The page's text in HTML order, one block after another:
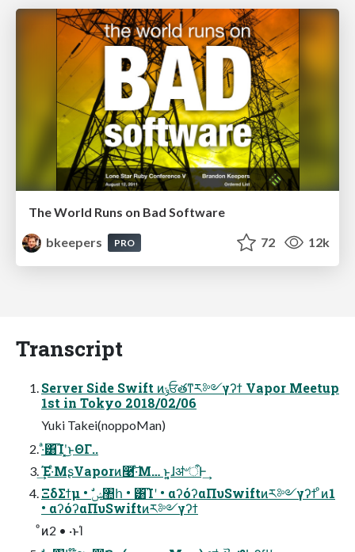
The World Runs on Bad Software
bkeepers
PRO 72 12k
Transcript
Server Side Swift ͷݸਓతͳར༻γʔϯ Vapor Meetup
1st in Tokyo 2018/02/06
Yuki Takei(noppoMan)
·ͣ͸͡Ίʹ͓͜ͱΘΓ..
͢Έ·ͤΜʂVaporͷ࿩͠·ͤΜ… ͱ͍͏͔ɺॳ৺ऀͰ͢
ΞδΣϯμ • ࣗݾ঺հ • ͸͡Ίʹ • αʔόʔαΠυSwiftͷར༻γʔϯ ͦͷ1
• αʔόʔαΠυSwiftͷར༻γʔϯ
ͦͷ2 • ·ͱΊ